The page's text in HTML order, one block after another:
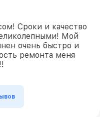
Сроки и качество
Мой
очень быстро и
ремонта меня